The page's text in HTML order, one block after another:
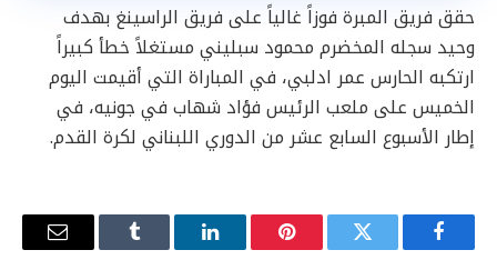
حقق فريق المبرة فوزاً غالياً على فريق الراسينغ بهدف
وحيد سجله المخضرم محمود سبليني مستغلاً خطأ كبيراً
ارتكبه الحارس عمر ادلبي، في المباراة التي أقيمت اليوم
الخميس على ملعب الرئيس فؤاد شهاب في جونيه، في
إطار الأسبوع السابع عشر من الدوري اللبناني لكرة القدم.
فيسبوك تويتر بينتيريستلينكدإن Tumblr
البريد